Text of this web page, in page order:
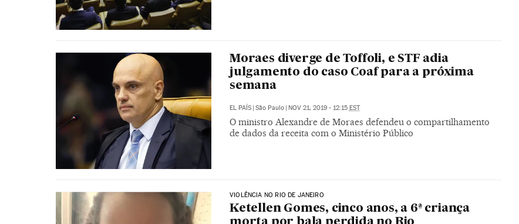
Moraes diverge de Toffoli, e STF adia
julgamento do caso Coaf para a próxima
semana
EL PAÍS São Paulo NOV 21, 2019 - 12:15 EST
O ministro Alexandre de Moraes defendeu o compartilhamento
de dados da receita com o Ministério Público
VIOLÊNCIA NO RIO DE JANEIRO
Ketellen Gomes, cinco anos, a 6ª criança